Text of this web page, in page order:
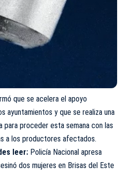
que se acelera el apoyo
ayuntamientos y que se realiza una
para proceder esta semana con las
a los productores afectados.
leer: Policía Nacional apresa
dos mujeres en Brisas del Este